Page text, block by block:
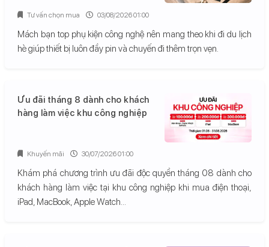
Mách bạn top phụ kiện công nghệ nên mang theo khi đi du lịch
hè giúp thiết bị luôn đầy pin và chuyến đi thêm trọn vẹn.
Tư vấn chọn mua 03/08/2026 01:00
Ưu đãi tháng 8 dành cho khách
hàng làm việc khu công nghiệp
Khám phá chương trình ưu đãi độc quyền tháng 08 dành cho
khách hàng làm việc tại khu công nghiệp khi mua điện thoại,
iPad, MacBook, Apple Watch...
Khuyến mãi 30/07/2026 01:00